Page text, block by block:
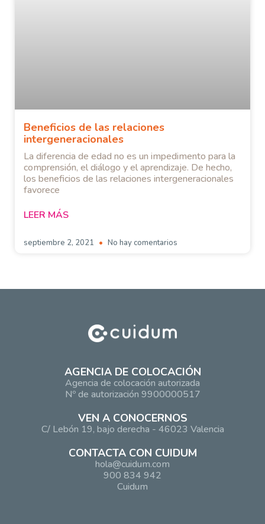
Beneficios de las relaciones
intergeneracionales
La diferencia de edad no es un impedimento para la
comprensión, el diálogo y el aprendizaje. De hecho,
los beneficios de las relaciones intergeneracionales
favorece
LEER MÁS
septiembre 2, 2021 No hay comentarios
AGENCIA DE COLOCACIÓN
Agencia de colocación autorizada
Nº de autorización 9900000517
VEN A CONOCERNOS
C/ Lebón 19, bajo derecha - 46023 Valencia
CONTACTA CON CUIDUM
hola@cuidum.com
900 834 942
Cuidum